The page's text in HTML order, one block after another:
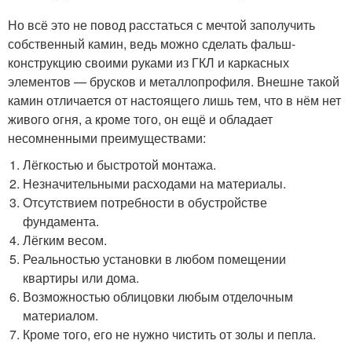
Но всё это не повод расстаться с мечтой заполучить
собственный камин, ведь можно сделать фальш-
конструкцию своими руками из ГКЛ и каркасных
элементов — брусков и металлопрофиля. Внешне такой
камин отличается от настоящего лишь тем, что в нём нет
живого огня, а кроме того, он ещё и обладает
несомненными преимуществами:
Лёгкостью и быстротой монтажа.
Незначительными расходами на материалы.
Отсутствием потребности в обустройстве
фундамента.
Лёгким весом.
Реальностью установки в любом помещении
квартиры или дома.
Возможностью облицовки любым отделочным
материалом.
Кроме того, его не нужно чистить от золы и пепла.